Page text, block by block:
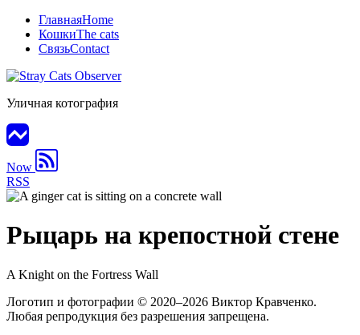
ГлавнаяHome
КошкиThe cats
СвязьContact
Уличная котография
Now
RSS
Рыцарь на крепостной стене
A Knight on the Fortress Wall
Логотип и фотографии © 2020–2026 Виктор Кравченко.
Любая репродукция без разрешения запрещена.